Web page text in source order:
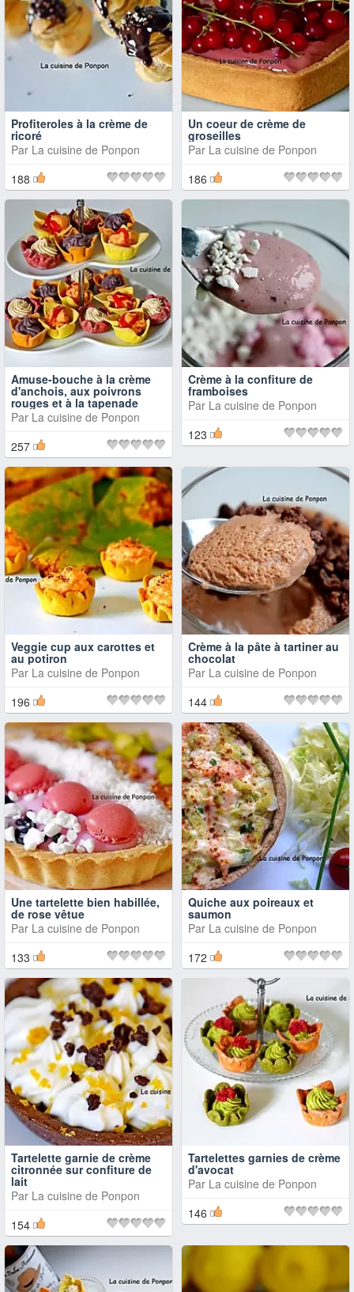
Profiteroles à la crème de
ricoré
Par La cuisine de Ponpon
188
Un coeur de crème de
groseilles
Par La cuisine de Ponpon
186
Amuse-bouche à la crème
d'anchois, aux poivrons
rouges et à la tapenade
Par La cuisine de Ponpon
257
Crème à la confiture de
framboises
Par La cuisine de Ponpon
123
Veggie cup aux carottes et
au potiron
Par La cuisine de Ponpon
196
Crème à la pâte à tartiner au
chocolat
Par La cuisine de Ponpon
144
Une tartelette bien habillée,
de rose vêtue
Par La cuisine de Ponpon
133
Quiche aux poireaux et
saumon
Par La cuisine de Ponpon
172
Tartelette garnie de crème
citronnée sur confiture de
lait
Par La cuisine de Ponpon
154
Tartelettes garnies de crème
d'avocat
Par La cuisine de Ponpon
146